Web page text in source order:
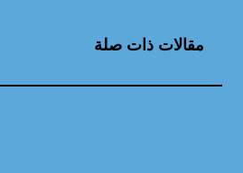
مقالات ذات صلة